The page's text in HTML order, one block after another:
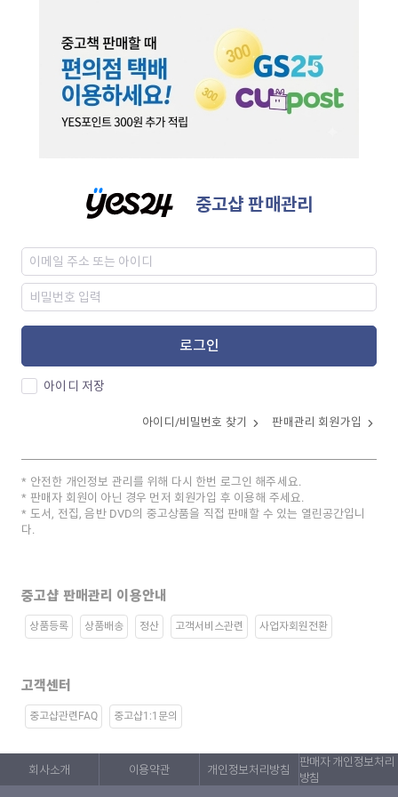
중고샵 판매관리
로그인
아이디 저장
아이디/비밀번호 찾기 판매관리 회원가입
안전한 개인정보 관리를 위해 다시 한번 로그인 해주세요.
판매자 회원이 아닌 경우 먼저 회원가입 후 이용해 주세요.
도서, 전집, 음반 DVD의 중고상품을 직접 판매할 수 있는 열린공간입니
다.
중고샵 판매관리 이용안내
상품등록 상품배송 정산 고객서비스관련 사업자회원전환
고객센터
중고샵관련FAQ 중고샵1:1문의
회사소개 이용약관 개인정보처리방침
판매자 개인정보처리
방침